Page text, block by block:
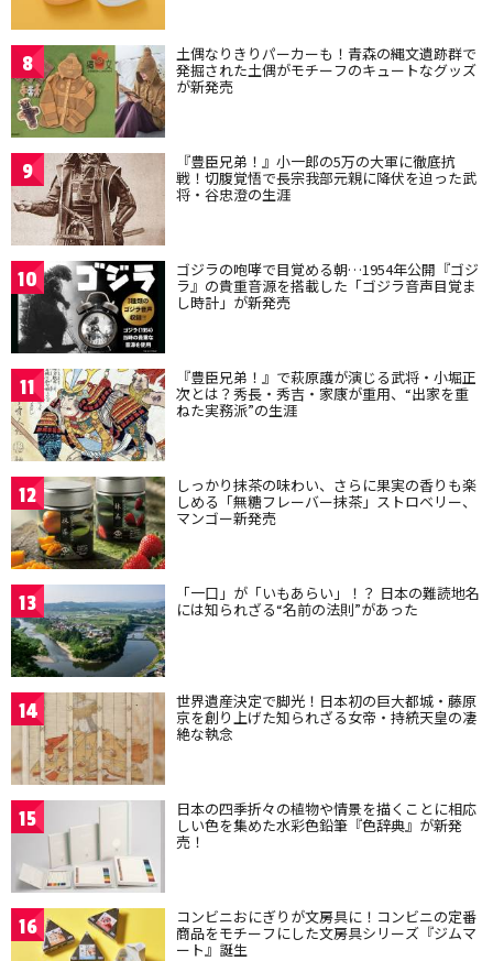
8 土偶なりきりパーカーも！青森の縄文遺跡群で
発掘された土偶がモチーフのキュートなグッズ
が新発売
9 『豊臣兄弟！』小一郎の5万の大軍に徹底抗
戦！切腹覚悟で長宗我部元親に降伏を迫った武
将・谷忠澄の生涯
10 ゴジラの咆哮で目覚める朝…1954年公開『ゴジ
ラ』の貴重音源を搭載した「ゴジラ音声目覚ま
し時計」が新発売
11 『豊臣兄弟！』で萩原護が演じる武将・小堀正
次とは？秀長・秀吉・家康が重用、“出家を重
ねた実務派”の生涯
12 しっかり抹茶の味わい、さらに果実の香りも楽
しめる「無糖フレーバー抹茶」ストロベリー、
マンゴー新発売
13 「一口」が「いもあらい」！？ 日本の難読地名
には知られざる“名前の法則”があった
14 世界遺産決定で脚光！日本初の巨大都城・藤原
京を創り上げた知られざる女帝・持統天皇の凄
絶な執念
15 日本の四季折々の植物や情景を描くことに相応
しい色を集めた水彩色鉛筆『色辞典』が新発
売！
16 コンビニおにぎりが文房具に！コンビニの定番
商品をモチーフにした文房具シリーズ『ジムマ
ート』誕生